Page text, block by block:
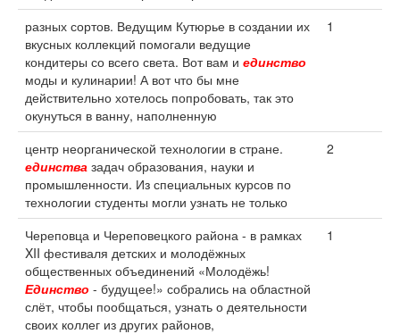
разных сортов. Ведущим Кутюрье в создании их
вкусных коллекций помогали ведущие
кондитеры со всего света. Вот вам и единство
моды и кулинарии! А вот что бы мне
действительно хотелось попробовать, так это
окунуться в ванну, наполненную
1
центр неорганической технологии в стране.
единства задач образования, науки и
промышленности. Из специальных курсов по
технологии студенты могли узнать не только
2
Череповца и Череповецкого района - в рамках
XII фестиваля детских и молодёжных
общественных объединений «Молодёжь!
Единство - будущее!» собрались на областной
слёт, чтобы пообщаться, узнать о деятельности
своих коллег из других районов,
1